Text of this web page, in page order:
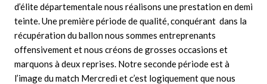
d’élite départementale nous réalisons une prestation en demi
teinte. Une première période de qualité, conquérant dans la
récupération du ballon nous sommes entreprenants
offensivement et nous créons de grosses occasions et
marquons à deux reprises. Notre seconde période est à
l’image du match Mercredi et c’est logiquement que nous